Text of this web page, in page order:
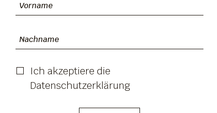
Ich akzeptiere die
Datenschutzerklärung